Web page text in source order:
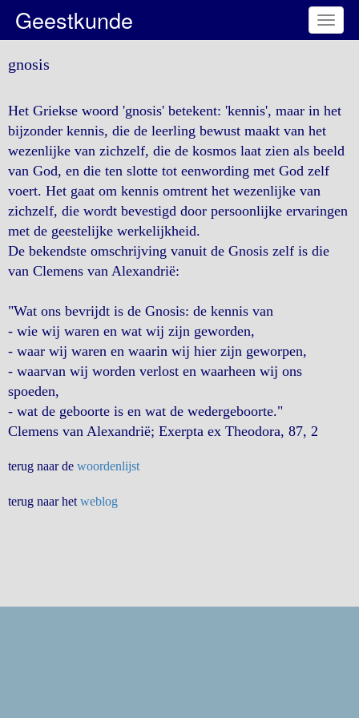
Toggle
Geestkunde
gnosis
Het Griekse woord 'gnosis' betekent: 'kennis', maar in het
bijzonder kennis, die de leerling bewust maakt van het
wezenlijke van zichzelf, die de kosmos laat zien als beeld
van God, en die ten slotte tot eenwording met God zelf
voert. Het gaat om kennis omtrent het wezenlijke van
zichzelf, die wordt bevestigd door persoonlijke ervaringen
met de geestelijke werkelijkheid.
De bekendste omschrijving vanuit de Gnosis zelf is die
van Clemens van Alexandrië:
"Wat ons bevrijdt is de Gnosis: de kennis van
- wie wij waren en wat wij zijn geworden,
- waar wij waren en waarin wij hier zijn geworpen,
- waarvan wij worden verlost en waarheen wij ons
spoeden,
- wat de geboorte is en wat de wedergeboorte."
Clemens van Alexandrië; Exerpta ex Theodora, 87, 2
terug naar de woordenlijst
terug naar het weblog